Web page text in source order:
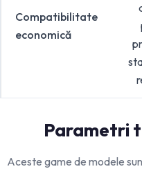
Compatibilitate
economică
Parametri
Aceste game de modele